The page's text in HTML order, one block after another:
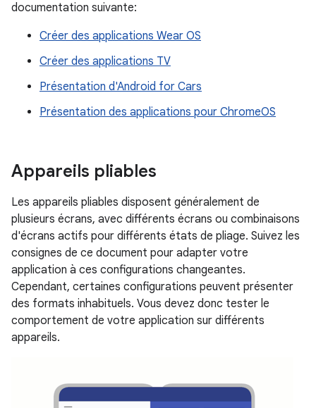
documentation suivante:
Créer des applications Wear OS
Créer des applications TV
Présentation d'Android for Cars
Présentation des applications pour ChromeOS
Appareils pliables
Les appareils pliables disposent généralement de
plusieurs écrans, avec différents écrans ou combinaisons
d'écrans actifs pour différents états de pliage. Suivez les
consignes de ce document pour adapter votre
application à ces configurations changeantes.
Cependant, certaines configurations peuvent présenter
des formats inhabituels. Vous devez donc tester le
comportement de votre application sur différents
appareils.